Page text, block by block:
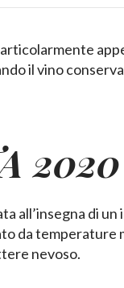
il vino
2020
all’insegna di
da temperature
nevoso.